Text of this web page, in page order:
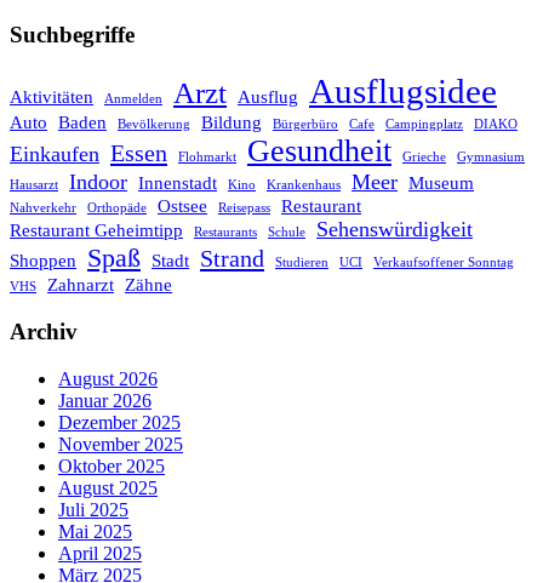
Suchbegriffe
Aktivitäten Anmelden Arzt Ausflug Ausflugsidee
Auto Baden Bevölkerung Bildung Bürgerbüro Cafe Campingplatz DIAKO
Einkaufen Essen Flohmarkt Gesundheit Grieche Gymnasium
Hausarzt Indoor Innenstadt Kino Krankenhaus Meer Museum
Nahverkehr Orthopäde Ostsee Reisepass
Restaurant
Restaurant Geheimtipp
Restaurants Schule Sehenswürdigkeit
Shoppen Spaß Stadt Strand Studieren UCI
Verkaufsoffener Sonntag
VHS
Zahnarzt Zähne
Archiv
August 2026
Januar 2026
Dezember 2025
November 2025
Oktober 2025
August 2025
Juli 2025
Mai 2025
April 2025
März 2025